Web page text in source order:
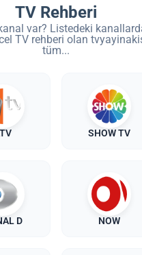
TV Rehberi
var? Listedeki
TV rehberi olan
tüm...
SHOW TV
D NOW